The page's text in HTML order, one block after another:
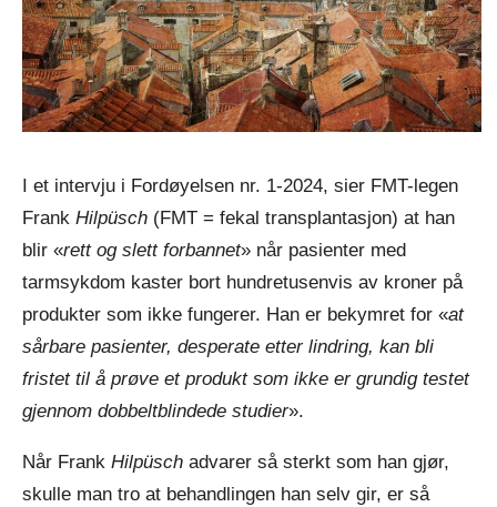
I et intervju i Fordøyelsen nr. 1-2024, sier FMT-legen
Frank Hilpüsch (FMT = fekal transplantasjon) at han
blir «rett og slett forbannet» når pasienter med
tarmsykdom kaster bort hundretusenvis av kroner på
produkter som ikke fungerer. Han er bekymret for «at
sårbare pasienter, desperate etter lindring, kan bli
fristet til å prøve et produkt som ikke er grundig testet
gjennom dobbeltblindede studier».
Når Frank Hilpüsch advarer så sterkt som han gjør,
skulle man tro at behandlingen han selv gir, er så